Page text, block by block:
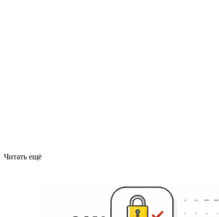
Читать ещё